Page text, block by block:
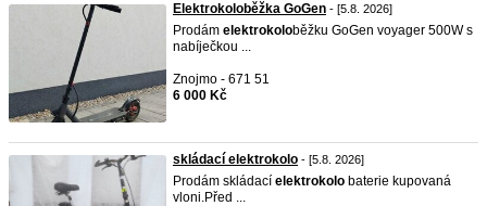
Elektrokoloběžka GoGen - [5.8. 2026]
Prodám elektrokoloběžku GoGen voyager 500W s
nabíječkou ...
Znojmo - 671 51
6 000 Kč
skládací elektrokolo - [5.8. 2026]
Prodám skládací elektrokolo baterie kupovaná
vloni.Před ...